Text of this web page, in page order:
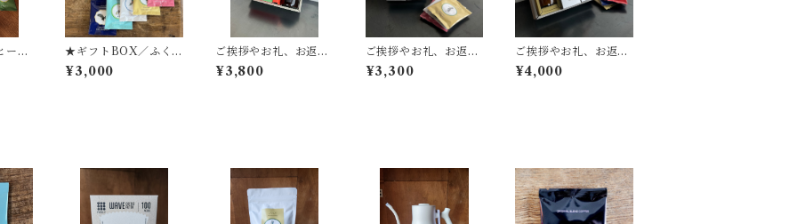
ba
★ギフトBOX／ふく
ほのかのクッキー＆コ
ーヒーbag★
¥3,000
ご挨拶やお礼、お返し
に幅広くお選びいただ
いています。『キノシ
¥3,800
ご挨拶やお礼、お返し
に幅広くお選びいただ
いています。『キノシ
¥3,300
ご挨拶やお礼、お返し
に幅広くお選びいただ
いています。『キノシ
¥4,000